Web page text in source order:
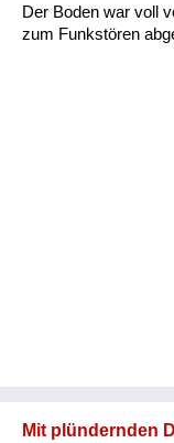
hat sie auch
und auch...
Der Boden war voll
zum Funkstören
Mit plündernden